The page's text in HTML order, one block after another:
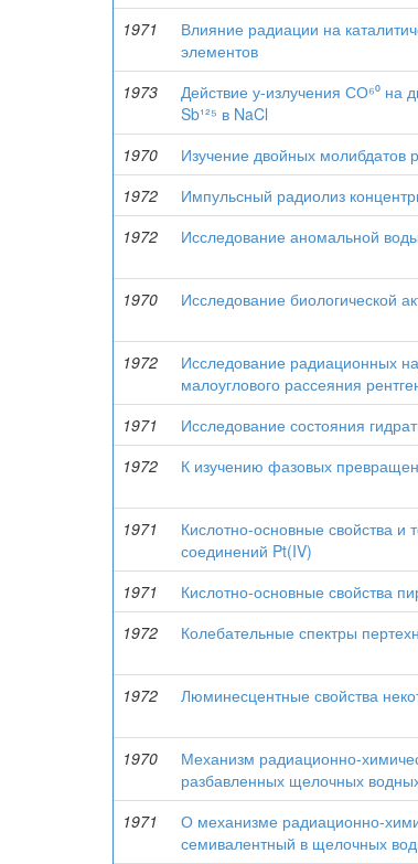
1971
Влияние радиации на
элементов
1973
Действие у-излучения СО⁶⁰ на
Sb¹²⁵ в NaCl
1970 Изучение двойных молибдатов
1972
Импульсный радиолиз
1972
Исследование аномальной
1970
Исследование биологической
1972
Исследование радиационных
малоуглового рассеяния
1971
Исследование состояния
1972
К изучению фазовых
1971
Кислотно-основные свойства
соединений Pt(IV)
1971 Кислотно-основные свойства
1972
Колебательные спектры
1972
Люминесцентные свойства
1970
Механизм радиационно-
разбавленных щелочных
1971
О механизме радиационно-
семивалентный в щелочных